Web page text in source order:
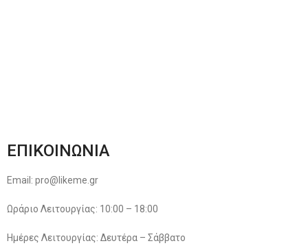
ΕΠΙΚΟΙΝΩΝΙΑ
Email: pro@likeme.gr
Ωράριο Λειτουργίας: 10:00 – 18:00
Ημέρες Λειτουργίας: Δευτέρα – Σάββατο